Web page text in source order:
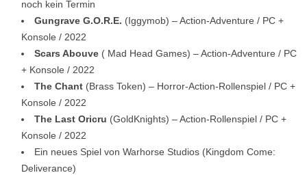
noch kein Termin
Gungrave G.O.R.E. (Iggymob) – Action-Adventure / PC +
Konsole / 2022
Scars Abouve ( Mad Head Games) – Action-Adventure / PC
+ Konsole / 2022
The Chant (Brass Token) – Horror-Action-Rollenspiel / PC +
Konsole / 2022
The Last Oricru (GoldKnights) – Action-Rollenspiel / PC +
Konsole / 2022
Ein neues Spiel von Warhorse Studios (Kingdom Come:
Deliverance)